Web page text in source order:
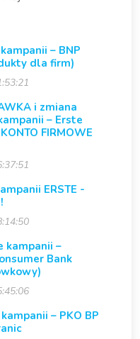
– BNP
dla firm)
i zmiana
– Erste
FIRMOWE
ERSTE -
kampanii –
Bank
– PKO BP